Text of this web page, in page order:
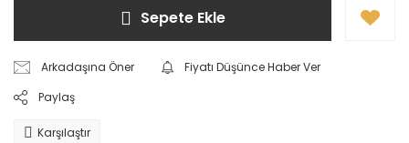
Sepete Ekle
Arkadaşına Öner
Fiyatı Düşünce Haber Ver
Paylaş
Karşılaştır